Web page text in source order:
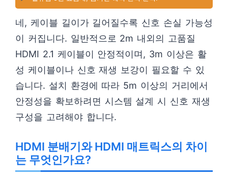
네, 케이블 길이가 길어질수록 신호 손실 가능성
이 커집니다. 일반적으로 2m 내외의 고품질
HDMI 2.1 케이블이 안정적이며, 3m 이상은 활
성 케이블이나 신호 재생 보강이 필요할 수 있
습니다. 설치 환경에 따라 5m 이상의 거리에서
안정성을 확보하려면 시스템 설계 시 신호 재생
구성을 고려해야 합니다.
HDMI 분배기와 HDMI 매트릭스의 차이
는 무엇인가요?